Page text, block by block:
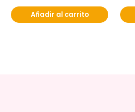
Añadir al carrito